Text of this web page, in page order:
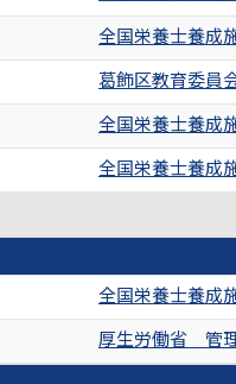
全国栄養士養成
葛飾区教育委員
全国栄養士養成
全国栄養士養成
全国栄養士養成
厚生労働省 管